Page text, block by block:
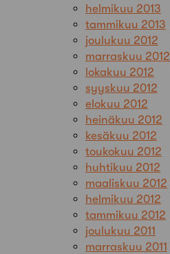
helmikuu 2013
tammikuu 2013
joulukuu 2012
marraskuu 2012
lokakuu 2012
syyskuu 2012
elokuu 2012
heinäkuu 2012
kesäkuu 2012
toukokuu 2012
huhtikuu 2012
maaliskuu 2012
helmikuu 2012
tammikuu 2012
joulukuu 2011
marraskuu 2011